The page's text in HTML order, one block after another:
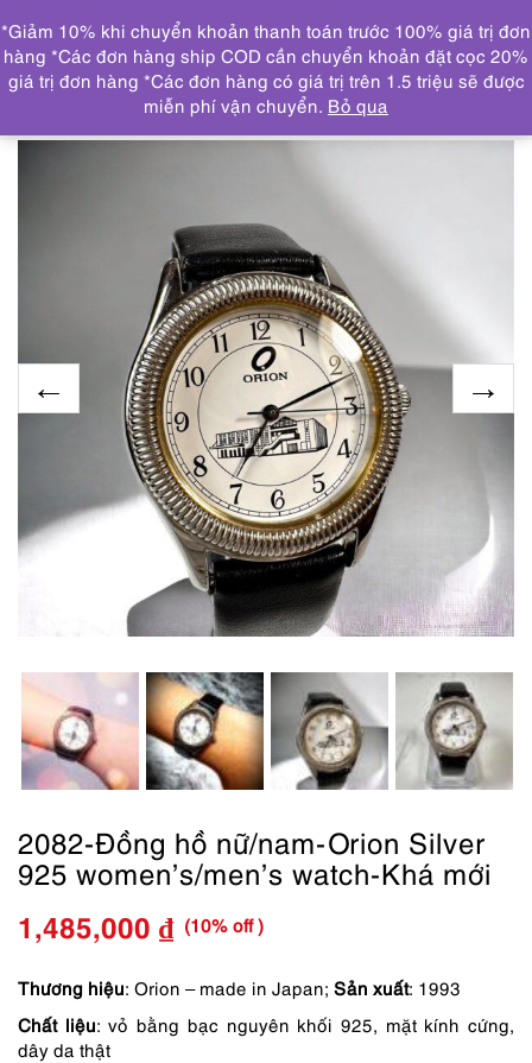
DANH MỤC
Trang chủ ĐỒNG HỒ
2082-Đồng hồ nữ/nam-Orion
Silver 925 women’s/men’s watch-Khá mới
2082-Đồng hồ nữ/nam-Orion Silver
925 women’s/men’s watch-Khá mới
Giá
gốc
là:
1,485,000 ₫
Giá
hiện
tại
(10% off )
Thương hiệu: Orion – made in Japan; Sản xuất: 1993
Chất liệu: vỏ bằng bạc nguyên khối 925, mặt kính cứng,
dây da thật
*Giảm 10% khi chuyển khoản thanh toán trước 100% giá trị đơn
hàng *Các đơn hàng ship COD cần chuyển khoản đặt cọc 20%
giá trị đơn hàng *Các đơn hàng có giá trị trên 1.5 triệu sẽ được
miễn phí vận chuyển. Bỏ qua